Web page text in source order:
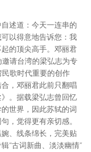
述道：今天一连串的
以得意地告诉您：我
的顶尖高手。邓丽君
请台湾的梁弘志为专
歌时代重要的创作
，邓丽君此前只翻唱
。据载梁弘志曾回忆
世界，因此苏轼的词
，觉得更有亲切感。
、线条绵长，完美贴
“古词新曲、淡淡幽情”